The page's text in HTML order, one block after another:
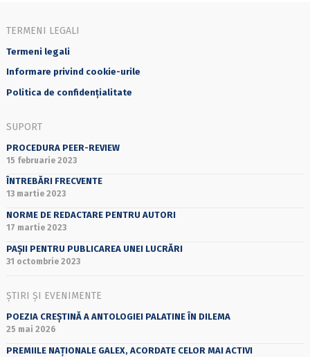
TERMENI LEGALI
Termeni legali
Informare privind cookie-urile
Politica de confidențialitate
SUPORT
PROCEDURA PEER-REVIEW
15 februarie 2023
ÎNTREBĂRI FRECVENTE
13 martie 2023
NORME DE REDACTARE PENTRU AUTORI
17 martie 2023
PAȘII PENTRU PUBLICAREA UNEI LUCRĂRI
31 octombrie 2023
ȘTIRI ȘI EVENIMENTE
POEZIA CREȘTINĂ A ANTOLOGIEI PALATINE ÎN DILEMA
25 mai 2026
PREMIILE NAȚIONALE GALEX, ACORDATE CELOR MAI ACTIVI